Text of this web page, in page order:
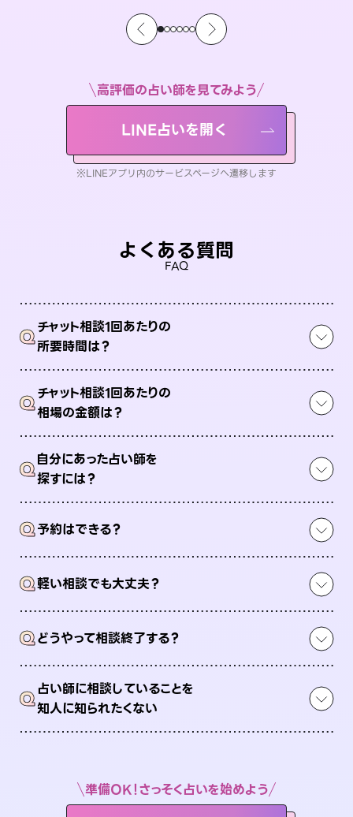
高評価の占い師を見てみよう
LINE占いを開く
※LINEアプリ内のサービスページへ遷移します
よくある質問
FAQ
Qチャット相談1回あたりの
所要時間は？
Qチャット相談1回あたりの
相場の金額は？
Q自分にあった占い師を
探すには？
Q予約はできる？
Q軽い相談でも大丈夫？
Qどうやって相談終了する？
Q占い師に相談していることを
知人に知られたくない
準備OK！さっそく占いを始めよう